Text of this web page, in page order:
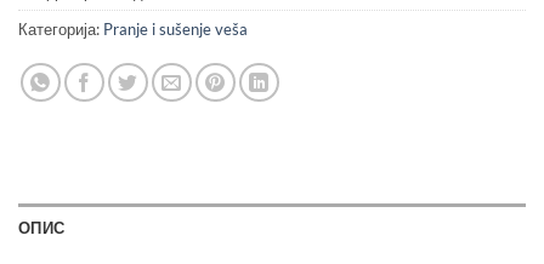
Категорија: Pranje i sušenje veša
ОПИС